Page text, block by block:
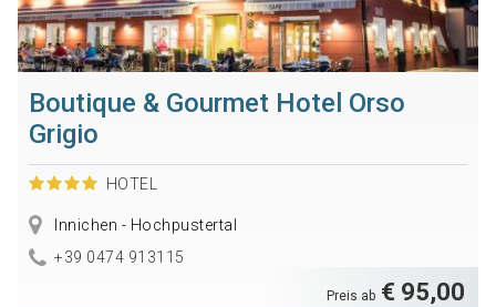
Boutique & Gourmet Hotel Orso
Grigio
HOTEL
Innichen - Hochpustertal
+39 0474 913115
Preis ab € 95,00